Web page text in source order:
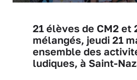
21 élèves de CM2 et
mélangés, jeudi 21
ensemble des
ludiques, à Saint-